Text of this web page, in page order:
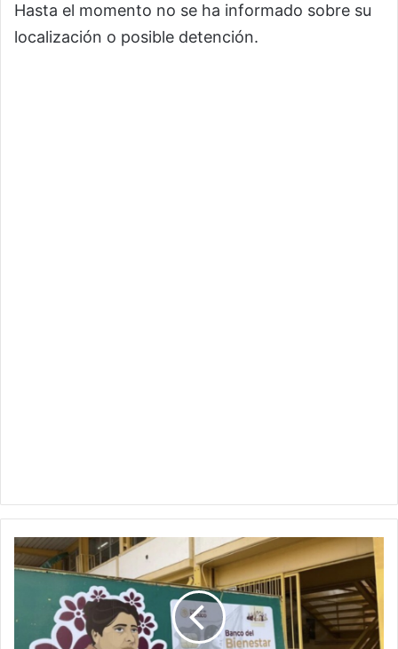
Hasta el momento no se ha informado sobre su
localización o posible detención.
Beca
Rita
comienza
el
último